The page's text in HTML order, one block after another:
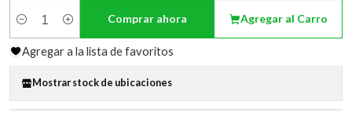
Cantidad
Agregar al Carro
Comprar ahora
Agregar a la lista de favoritos
Mostrar stock de ubicaciones